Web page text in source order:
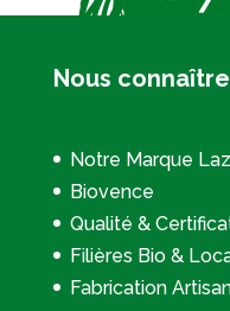
Nous connaître
Notre Marque
Biovence
Qualité &
Filières Bio &
Fabrication